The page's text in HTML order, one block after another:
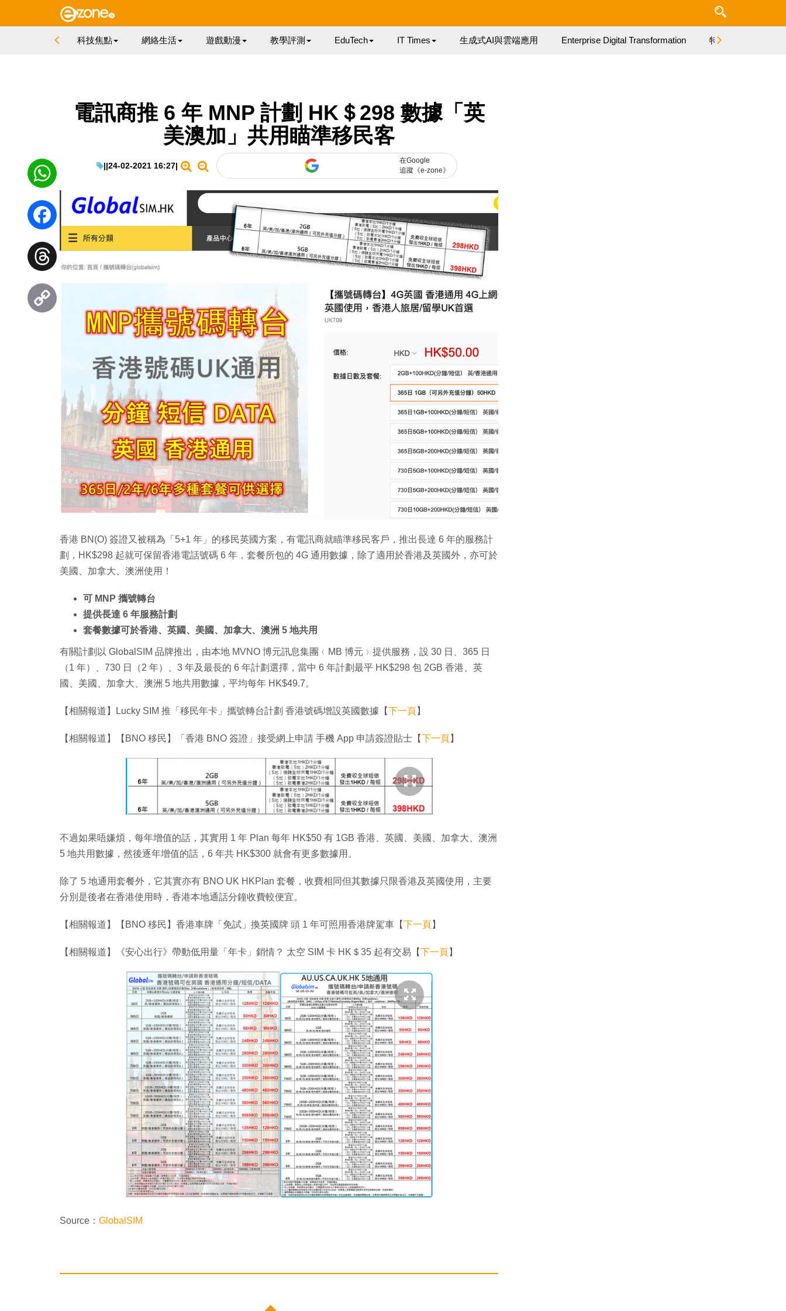
科技焦點 網絡生活 遊戲動漫 教學評測 EduTech IT Times 生成式AI與雲端應用 Enterprise Digital Transformation 特集
電訊商推 6 年 MNP 計劃 HK＄298 數據「英
美澳加」共用瞄準移民客
||24-02-2021 16:27|
在Google
追蹤《e-zone》
香港 BN(O) 簽證又被稱為「5+1 年」的移民英國方案，有電訊商就瞄準移民客戶，推出長達 6 年的服務計
劃，HK$298 起就可保留香港電話號碼 6 年，套餐所包的 4G 通用數據，除了適用於香港及英國外，亦可於
美國、加拿大、澳洲使用！
可 MNP 攜號轉台
提供長達 6 年服務計劃
套餐數據可於香港、英國、美國、加拿大、澳洲 5 地共用
有關計劃以 GlobalSIM 品牌推出，由本地 MVNO 博元訊息集團﹙MB 博元﹚提供服務，設 30 日、365 日
（1 年）、730 日（2 年）、3 年及最長的 6 年計劃選擇，當中 6 年計劃最平 HK$298 包 2GB 香港、英
國、美國、加拿大、澳洲 5 地共用數據，平均每年 HK$49.7。
【相關報道】Lucky SIM 推「移民年卡」攜號轉台計劃 香港號碼增設英國數據【下一頁】
【相關報道】【BNO 移民】「香港 BNO 簽證」接受網上申請 手機 App 申請簽證貼士【下一頁】
不過如果唔嫌煩，每年增值的話，其實用 1 年 Plan 每年 HK$50 有 1GB 香港、英國、美國、加拿大、澳洲
5 地共用數據，然後逐年增值的話，6 年共 HK$300 就會有更多數據用。
除了 5 地通用套餐外，它其實亦有 BNO UK HKPlan 套餐，收費相同但其數據只限香港及英國使用，主要
分別是後者在香港使用時，香港本地通話分鐘收費較便宜。
【相關報道】【BNO 移民】香港車牌「免試」換英國牌 頭 1 年可照用香港牌駕車【下一頁】
【相關報道】《安心出行》帶動低用量「年卡」銷情？ 太空 SIM 卡 HK＄35 起有交易【下一頁】
Source： GlobalSIM
WhatsApp
Facebook
Threads